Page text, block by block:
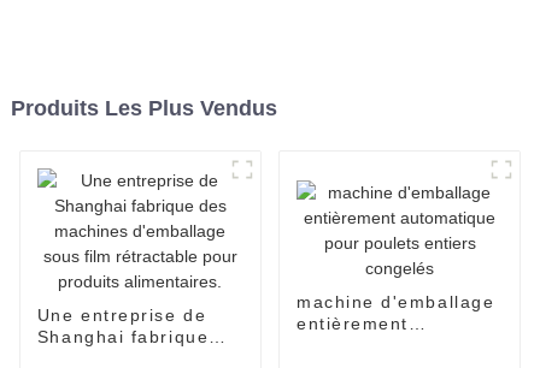
Produits Les Plus Vendus
Une entreprise de
Shanghai fabrique
machine d'emballage
entièrement